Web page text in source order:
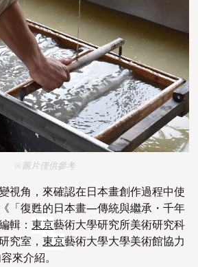
※圖片僅供參考
視角，來確認在日本畫創作過程中使
「復甦的日本畫—傳統與繼承・千年
輯：東京藝術大學研究所美術研究科
究室，東京藝術大學大學美術館協力
來介紹。